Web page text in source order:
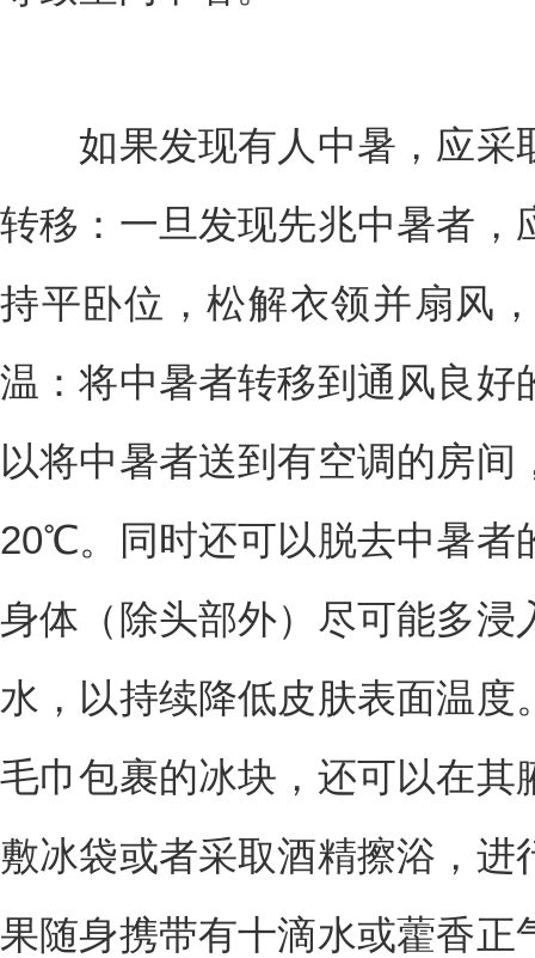
如果发现有人中暑，应采
转移：一旦发现先兆中暑者，
持平卧位，松解衣领并扇风
温：将中暑者转移到通风良好
以将中暑者送到有空调的房
20℃。同时还可以脱去中暑者
身体（除头部外）尽可能多浸
水，以持续降低皮肤表面温
毛巾包裹的冰块，还可以在其
敷冰袋或者采取酒精擦浴，
果随身携带有十滴水或藿香